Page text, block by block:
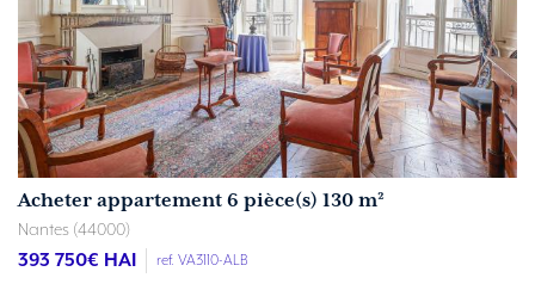
Acheter appartement 6 pièce(s) 130 m²
Nantes (44000)
393 750€ HAI ref. VA3110-ALB